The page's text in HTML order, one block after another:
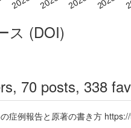
ス (DOI)
70 posts, 338
症例報告と原著の書き方